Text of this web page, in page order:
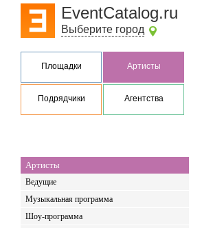
EventCatalog.ru
Выберите город
Площадки Артисты
Подрядчики Агентства
Артисты
Ведущие
Музыкальная программа
Шоу-программа